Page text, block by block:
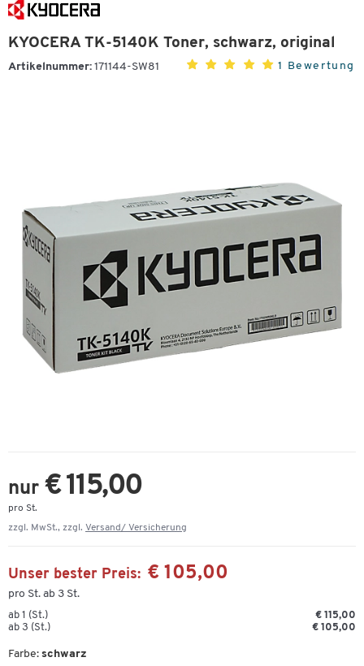
KYOCERA TK-5140K Toner, schwarz, original
Artikelnummer: 171144-SW81 1 Bewertung
nur € 115,00
pro St.
zzgl. MwSt., zzgl. Versand/ Versicherung
Unser bester Preis: € 105,00
pro St. ab 3 St.
ab 1 (St.)
€ 115,00
ab 3 (St.)
€ 105,00
Farbe: schwarz